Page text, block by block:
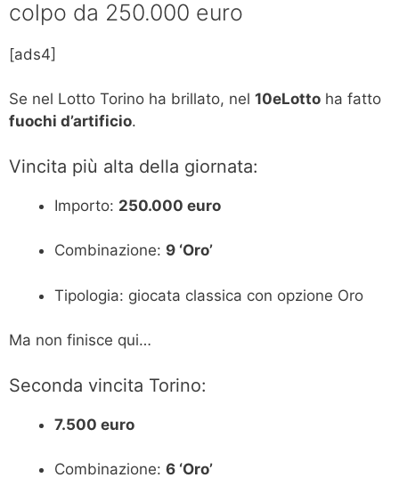
colpo da 250.000 euro
[ads4]
Se nel Lotto Torino ha brillato, nel 10eLotto ha fatto
fuochi d’artificio.
Vincita più alta della giornata:
Importo: 250.000 euro
Combinazione: 9 ‘Oro’
Tipologia: giocata classica con opzione Oro
Ma non finisce qui…
Seconda vincita Torino:
7.500 euro
Combinazione: 6 ‘Oro’